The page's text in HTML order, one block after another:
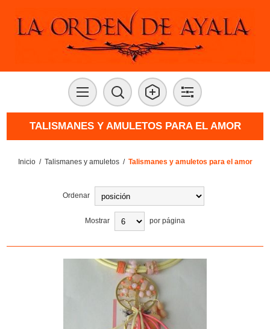
TALISMANES Y AMULETOS PARA EL AMOR
Inicio / Talismanes y amuletos / Talismanes y amuletos para el amor
Ordenar
Mostrar por página